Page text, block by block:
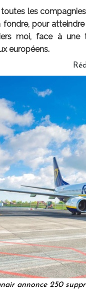
les
fondre, pour
moi, face à une
européens.
annonce 250